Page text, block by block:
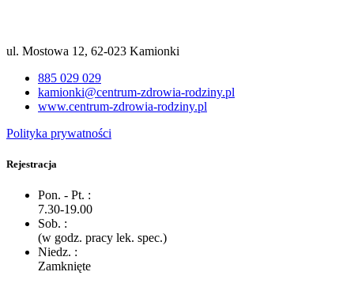
ul. Mostowa 12, 62-023 Kamionki
885 029 029
kamionki@centrum-zdrowia-rodziny.pl
www.centrum-zdrowia-rodziny.pl
Polityka prywatności
Rejestracja
Pon. - Pt. :
7.30-19.00
Sob. :
(w godz. pracy lek. spec.)
Niedz. :
Zamknięte